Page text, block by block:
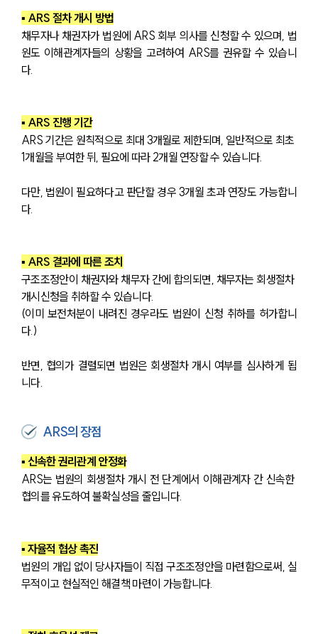
▪ ARS 절차 개시 방법
채무자나 채권자가 법원에 ARS 회부 의사를 신청할 수 있으며, 법
원도 이해관계자들의 상황을 고려하여 ARS를 권유할 수 있습니
다.
▪ ARS 진행 기간
ARS 기간은 원칙적으로 최대 3개월로 제한되며, 일반적으로 최초
1개월을 부여한 뒤, 필요에 따라 2개월 연장할 수 있습니다.
다만, 법원이 필요하다고 판단할 경우 3개월 초과 연장도 가능합니
다.
▪ ARS 결과에 따른 조치
구조조정안이 채권자와 채무자 간에 합의되면, 채무자는 회생절차
개시신청을 취하할 수 있습니다.
(이미 보전처분이 내려진 경우라도 법원이 신청 취하를 허가합니
다.)
반면, 협의가 결렬되면 법원은 회생절차 개시 여부를 심사하게 됩
니다.
ARS의 장점
▪ 신속한 권리관계 안정화
ARS는 법원의 회생절차 개시 전 단계에서 이해관계자 간 신속한
협의를 유도하여 불확실성을 줄입니다.
▪ 자율적 협상 촉진
법원의 개입 없이 당사자들이 직접 구조조정안을 마련함으로써, 실
무적이고 현실적인 해결책 마련이 가능합니다.